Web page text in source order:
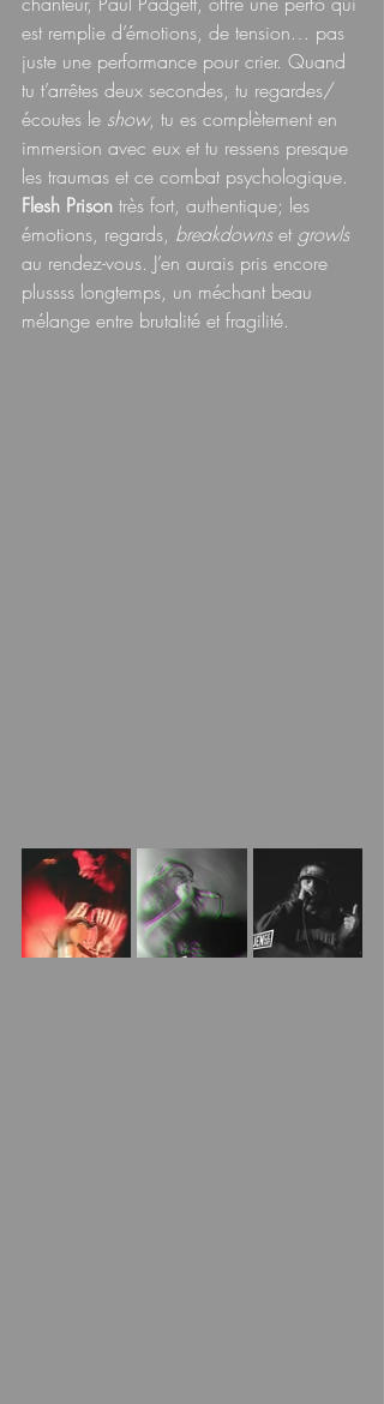
est remplie d’émotions, de tension… pas
juste une performance pour crier. Quand
tu t’arrêtes deux secondes, tu regardes/
écoutes le show, tu es complètement en
immersion avec eux et tu ressens presque
les traumas et ce combat psychologique.
Flesh Prison très fort, authentique; les
émotions, regards, breakdowns et growls
au rendez-vous. J’en aurais pris encore
plussss longtemps, un méchant beau
mélange entre brutalité et fragilité.